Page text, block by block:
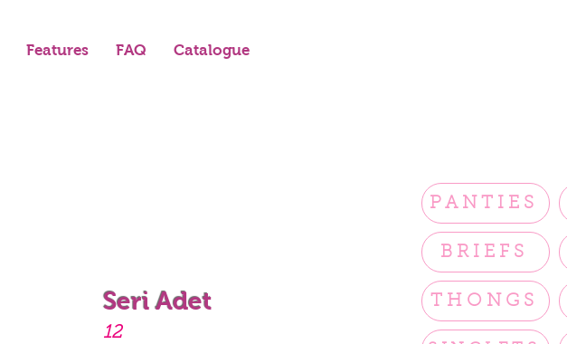
Features FAQ Catalogue
Seri Adet
12
BRIEFS
PANTIES
THONGS